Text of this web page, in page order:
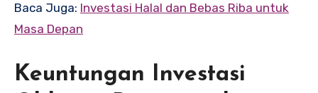
Baca Juga: Investasi Halal dan Bebas Riba untuk
Masa Depan
Keuntungan Investasi